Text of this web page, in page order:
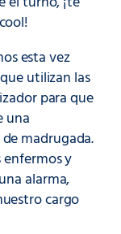
esta vez
utilizan las
para que
una
madrugada.
y
alarma,
cargo